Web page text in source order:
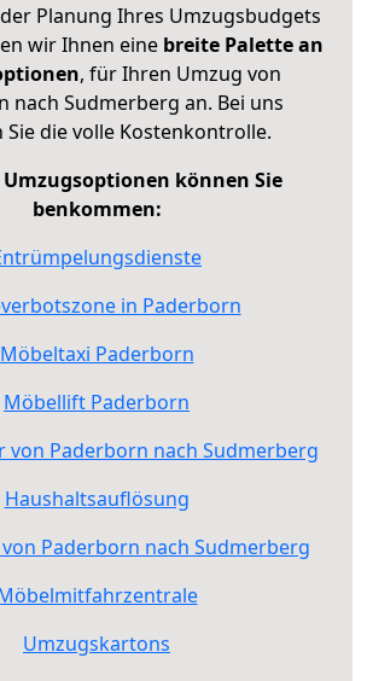
Planung Ihres Umzugsbudgets
wir Ihnen eine breite Palette an
, für Ihren Umzug von
nach Sudmerberg an. Bei uns
Sie die volle Kostenkontrolle.
Umzugsoptionen können Sie
benkommen:
in Paderborn
Möbeltaxi Paderborn
Möbellift Paderborn
von Paderborn nach Sudmerberg
Haushaltsauflösung
Paderborn nach Sudmerberg
Umzugskartons